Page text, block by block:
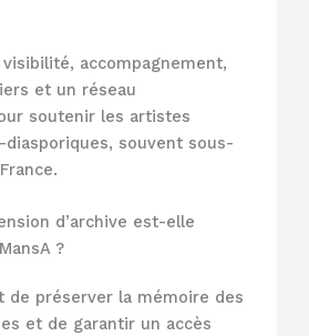
accompagnement,
et un réseau
soutenir les artistes
souvent sous-
d’archive est-elle
?
de préserver la mémoire des
et de garantir un accès